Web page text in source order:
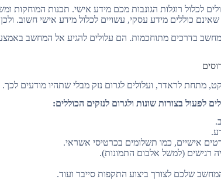
לכלול רוגלות הגונבות מכם מידע אישי. תכנות
כוללים מידע עסקי, עשויים לכלול מידע אישי חשוב.
בדרכים מתוחכמות. הם עלולים להגיע אל המחשב
מתחת לראדר, ועלולים לגרום נזק מבלי שתהיו מודעים
לפעול בצורות שונות ולגרום לנזקים הכוללים:
אישיים, כמו תשלומים בכרטיסי אשראי.
רגישים (למשל אלבום התמונות).
שלכם לצורך ביצוע התקפות סייבר ועוד.